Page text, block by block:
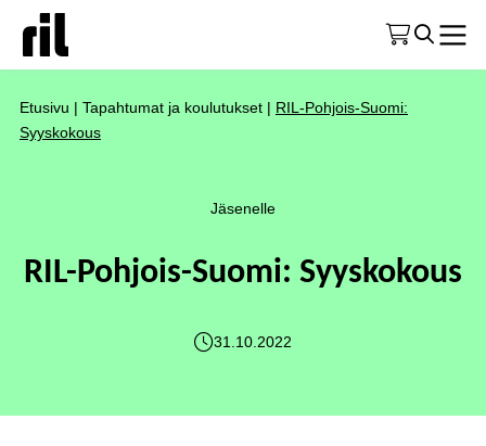
Etusivu | Tapahtumat ja koulutukset | RIL-Pohjois-Suomi:
Syyskokous
Jäsenelle
RIL-Pohjois-Suomi: Syyskokous
31.10.2022